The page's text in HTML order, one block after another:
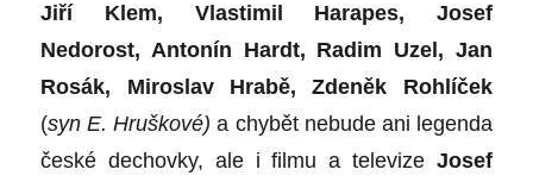
Jiří Klem, Vlastimil Harapes, Josef
Nedorost, Antonín Hardt, Radim Uzel, Jan
Rosák, Miroslav Hrabě, Zdeněk Rohlíček
(syn E. Hruškové) a chybět nebude ani legenda
českédechovky, ale i filmu a televize Josef